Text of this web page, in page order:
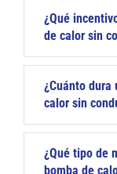
¿Qué
de calor sin
¿Cuánto dura
calor sin
¿Qué tipo de
bomba de